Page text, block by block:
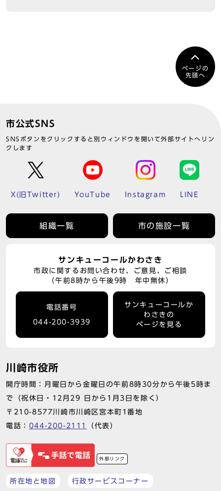
ページの
先頭へ
市公式SNS
SNSボタンをクリックすると別ウィンドウを開いて外部サイトへリン
クします
X(旧Twitter) YouTube Instagram LINE
組織一覧 市の施設一覧
サンキューコールかわさき
市政に関するお問い合わせ、ご意見、ご相談
（午前8時から午後9時 年中無休）
電話番号
044-200-3939
サンキューコールか
わさきの
ページを見る
川崎市役所
開庁時間：月曜日から金曜日の午前8時30分から午後5時ま
で（祝休日・12月29 日から1月3日を除く）
〒210-8577川崎市川崎区宮本町1番地
電話： 044-200-2111 （代表）
外部リンク
所在地と地図 行政サービスコーナー